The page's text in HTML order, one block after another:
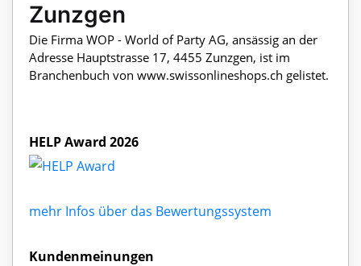
Zunzgen
Die Firma WOP - World of Party AG, ansässig an der
Adresse Hauptstrasse 17, 4455 Zunzgen, ist im
Branchenbuch von www.swissonlineshops.ch gelistet.
HELP Award 2026
mehr Infos über das Bewertungssystem
Kundenmeinungen